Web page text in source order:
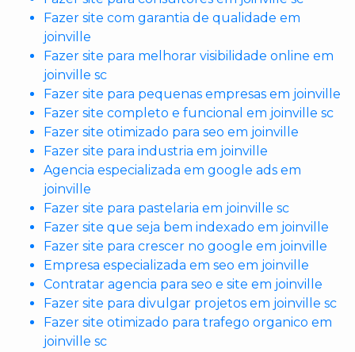
Fazer site com garantia de qualidade em
joinville
Fazer site para melhorar visibilidade online em
joinville sc
Fazer site para pequenas empresas em joinville
Fazer site completo e funcional em joinville sc
Fazer site otimizado para seo em joinville
Fazer site para industria em joinville
Agencia especializada em google ads em
joinville
Fazer site para pastelaria em joinville sc
Fazer site que seja bem indexado em joinville
Fazer site para crescer no google em joinville
Empresa especializada em seo em joinville
Contratar agencia para seo e site em joinville
Fazer site para divulgar projetos em joinville sc
Fazer site otimizado para trafego organico em
joinville sc